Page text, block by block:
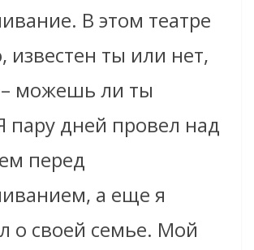
В этом театре
известен ты или нет,
– можешь ли ты
пару дней провел над
перед
а еще я
о своей семье. Мой